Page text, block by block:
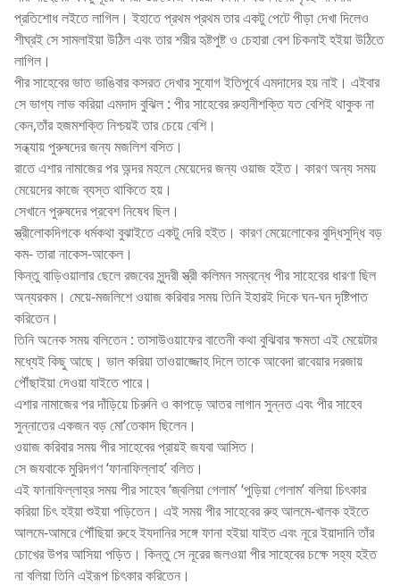
প্রতিশোধ লইতে লাগিল। ইহাতে প্রথম প্রথম তার একটু পেটে পীড়া দেখা দিলেও
শীঘ্রই সে সামলাইয়া উঠিল এবং তার শরীর হৃষ্টপুষ্ট ও চেহারা বেশ চিকনাই হইয়া উঠিতে
লাগিল।
পীর সাহেবের ভাত ভাঙিবার কসরত দেখার সুযোগ ইতিপূর্বে এমদাদের হয় নাই। এইবার
সে ভাগ্য লাভ করিয়া এমদাদ বুঝিল : পীর সাহেবের রুহানীশক্তি যত বেশিই থাকুক না
কেন,তাঁর হজমশক্তি নিশ্চয়ই তার চেয়ে বেশি।
সন্ধ্যায় পুরুষদের জন্য মজলিশ বসিত।
রাতে এশার নামাজের পর অন্দর মহলে মেয়েদের জন্য ওয়াজ হইত। কারণ অন্য সময়
মেয়েদের কাজে ব্যস্ত থাকিতে হয়।
সেখানে পুরুষদের প্রবেশ নিষেধ ছিল।
স্ত্রীলোকদিগকে ধর্মকথা বুঝাইতে একটু দেরি হইত। কারণ মেয়েলোকের বুদ্ধিসুদ্ধি বড়
কম- তারা নাকেস-আকেল।
কিন্তু বাড়িওয়ালার ছেলে রজবের সুন্দরী স্ত্রী কলিমন সম্বন্ধে পীর সাহেবের ধারণা ছিল
অন্যরকম। মেয়ে-মজলিশে ওয়াজ করিবার সময় তিনি ইহারই দিকে ঘন-ঘন দৃষ্টিপাত
করিতেন।
তিনি অনেক সময় বলিতেন : তাসাউওয়াফের বাতেনী কথা বুঝিবার ক্ষমতা এই মেয়েটার
মধ্যেই কিছু আছে। ভাল করিয়া তাওয়াজ্জোহ দিলে তাকে আবেদা রাবেয়ার দরজায়
পৌঁছাইয়া দেওয়া যাইতে পারে।
এশার নামাজের পর দাঁড়িয়ে চিরুনি ও কাপড়ে আতর লাগান সুন্নত এবং পীর সাহেব
সুন্নাতের একজন বড় মো’তেকাদ ছিলেন।
ওয়াজ করিবার সময় পীর সাহেবের প্রায়ই জযবা আসিত।
সে জযবাকে মুরিদগণ ‘ফানাফিল্লাহ’ বলিত।
এই ফানাফিল্লাহ্র সময় পীর সাহেব ‘জ্বলিয়া গেলাম’ ‘পুড়িয়া গেলাম’ বলিয়া চিৎকার
করিয়া চিৎ হইয়া শুইয়া পড়িতেন। এই সময় পীর সাহেবের রুহ আলমে-খালক হইতে
আলমে-আমরে পৌঁছিয়া রুহে ইযদানির সঙ্গে ফানা হইয়া যাইত এবং নূরে ইয়াদানি তাঁর
চোখের উপর আসিয়া পড়িত। কিন্তু সে নূরের জলওয়া পীর সাহেবের চক্ষে সহ্য হইত
না বলিয়া তিনি এইরূপ চিৎকার করিতেন।